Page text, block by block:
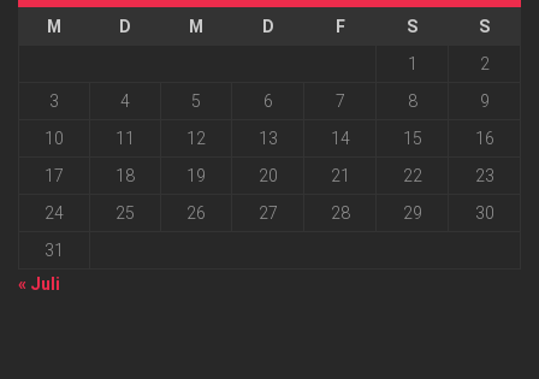
M D M D F S
S
1
2
3
4 5 6 7 8
9
10
11 12 13 14 15
16
17
18 19 20 21 22
23
24
25 26 27 28 29
30
31
« Juli